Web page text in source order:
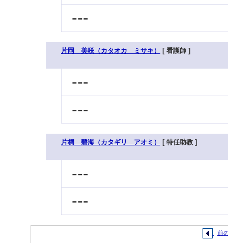
---
片岡 美咲（カタオカ ミサキ） [ 看護師 ]
---
---
片桐 碧海（カタギリ アオミ） [ 特任助教 ]
---
---
前